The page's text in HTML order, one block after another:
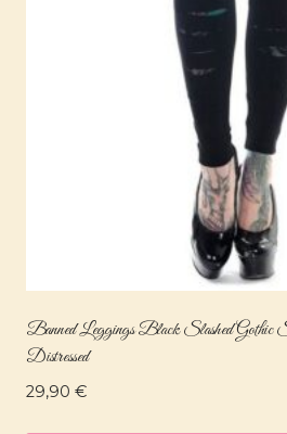
Banned Leggings Black Slashed
Distressed
29,90 €